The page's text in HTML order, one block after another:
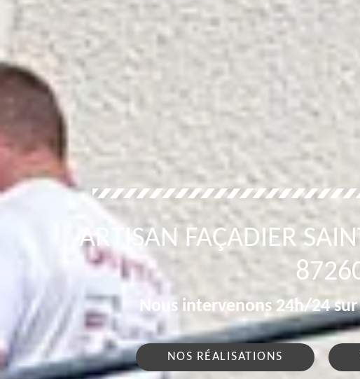
ARTISAN FAÇADIER
Nous intervenons 24h/24
NOS RÉALISATIONS